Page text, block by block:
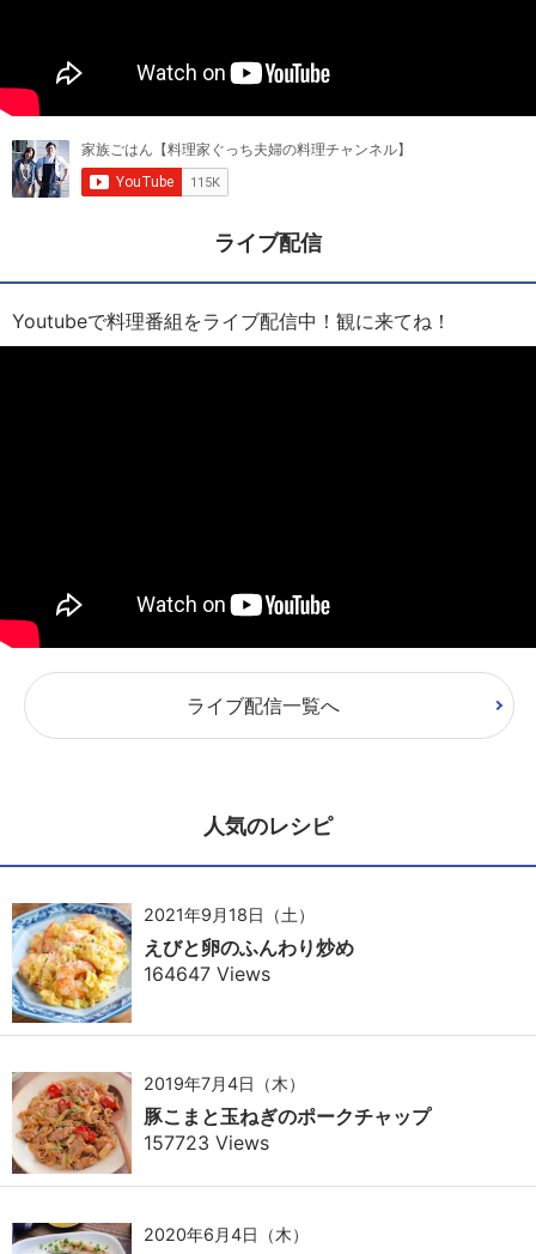
ライブ配信
Youtubeで料理番組をライブ配信中！観に来てね！
ライブ配信一覧へ
人気のレシピ
2021年9月18日（土）
えびと卵のふんわり炒め
164647 Views
2019年7月4日（木）
豚こまと玉ねぎのポークチャップ
157723 Views
2020年6月4日（木）